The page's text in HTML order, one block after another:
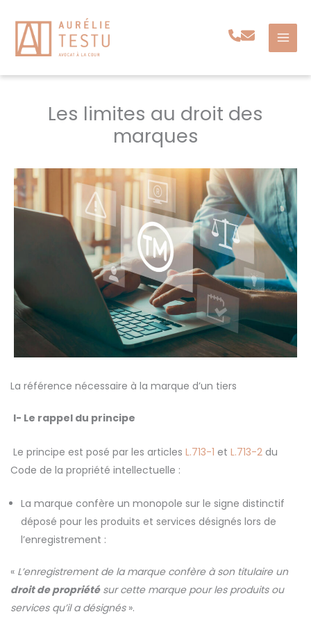
contenu
Les limites au droit des
marques
La référence nécessaire à la marque d’un tiers
I- Le rappel du principe
Le principe est posé par les articles L.713-1 et L.713-2 du
Code de la propriété intellectuelle :
La marque confère un monopole sur le signe distinctif
déposé pour les produits et services désignés lors de
l’enregistrement :
« L’enregistrement de la marque confère à son titulaire un
droit de propriétésur cette marque pour les produits ou
services qu’il a désignés».